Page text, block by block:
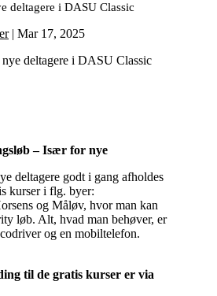
deltagere i DASU Classic
| Mar 17, 2025
– Især for nye
deltagere godt i gang afholdes
kurser i flg. byer:
og Måløv, hvor man kan
løb. Alt, hvad man behøver, er
og en mobiltelefon.
til de gratis kurser er via